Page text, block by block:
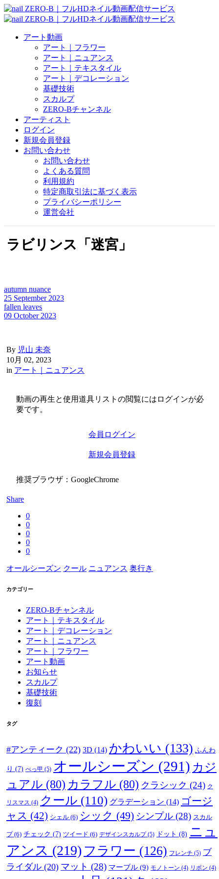
アート動画
アート｜フラワー
アート｜ニュアンス
アート｜テキスタイル
アート｜デコレーション
基礎技術
スカルプ
ZERO-Bチャンネル
アーティスト
ログイン
新規会員登録
お問い合わせ
お問い合わせ
よくある質問
利用規約
特定商取引法に基づく表示
プライバシーポリシー
運営会社
ラビリンス「迷宮」
autumn nuance
25 September 2023
fallen leaves
09 October 2023
By 児山 未奈
10月 02, 2023
in アート｜ニュアンス
動画の再生と使用道具リストの閲覧にはログインが必
要です。
会員ログイン
新規会員登録
推奨ブラウザ：GoogleChrome
Share
0
0
0
0
0
オールシーズン クール ニュアンス 奥行き
カテゴリー
ZERO-Bチャンネル
アート｜テキスタイル
アート｜デコレーション
アート｜ニュアンス
アート｜フラワー
アート動画
お知らせ
スカルプ
基礎技術
復刻
タグ
#アンティーク (22) 3D (14) かわいい (133) ふんわ
り (7) べっ甲 (5) オールシーズン (291) カジ
ュアル (80) カラフル (80) クラシック (24) ク
リスマス (4) クール (110) グラデーション (14) ゴージ
ャス (42) シェル (6) シック (49) シンプル (28) スカル
プ(6) チェック (7) ツイード (6) デザインスカルプ(5) ドット (8) ニュ
アンス (219) フラワー (126) フレンチ (5) ブ
ライダル (20) マット (28) マーブル (9) モノトーン (4) リボン (4)